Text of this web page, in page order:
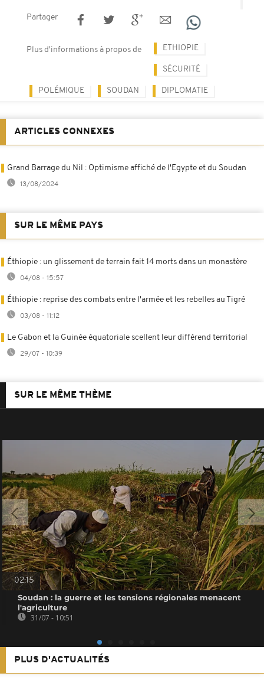
Partager
Plus d'informations à propos de ETHIOPIE
SÉCURITÉ
POLÉMIQUE SOUDAN DIPLOMATIE
ARTICLES CONNEXES
Grand Barrage du Nil : Optimisme affiché de l'Egypte et du Soudan
13/08/2024
SUR LE MÊME PAYS
Éthiopie : un glissement de terrain fait 14 morts dans un monastère
04/08 - 15:57
Éthiopie : reprise des combats entre l'armée et les rebelles au Tigré
03/08 - 11:12
Le Gabon et la Guinée équatoriale scellent leur différend territorial
29/07 - 10:39
SUR LE MÊME THÈME
02:15
Soudan : la guerre et les tensions régionales menacent
l'agriculture
31/07 - 10:51
PLUS D'ACTUALITÉS